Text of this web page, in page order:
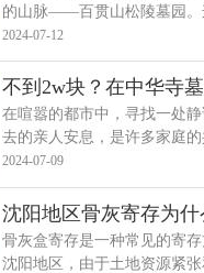
的山脉——百贯山松陵墓园。
其险峻的地势和秀美的自然风
因一段跨越千年的传奇故事
往。今天，就让我们一起走进
界，探寻唐初白玉将军那永
传说。
2024-07-12
不到2w块？在中华寺
样的墓园！
在喧嚣的都市中，寻找一处
去的亲人安息，是许多家庭
阳中华寺墓园，以其深厚的佛
百强品质的服务，成为了众
如今，墓园推出特惠活动，不
高品质墓位，让您的亲人安息
润的圣地。
2024-07-09
沈阳地区骨灰寄存为什
骨灰盒寄存是一种常见的寄
沈阳地区，由于土地资源紧张